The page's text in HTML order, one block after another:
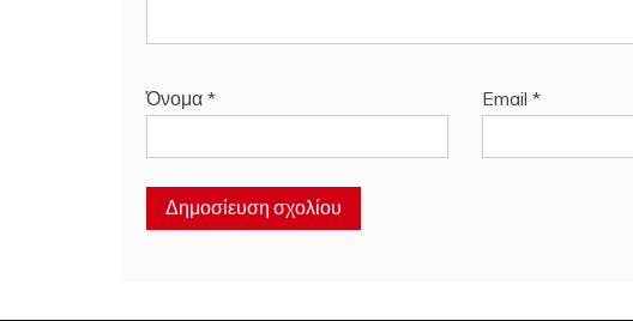
Όνομα * Email *